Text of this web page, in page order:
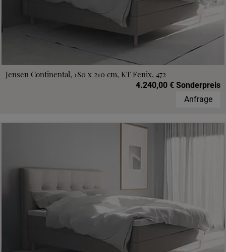
Jensen Continental, 180 x 210 cm, KT Fenix, 472
4.240,00 € Sonderpreis
Anfrage